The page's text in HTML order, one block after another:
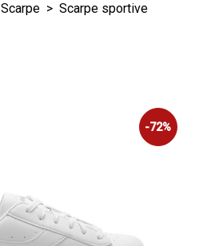
Scarpe > Scarpe sportive
-72%